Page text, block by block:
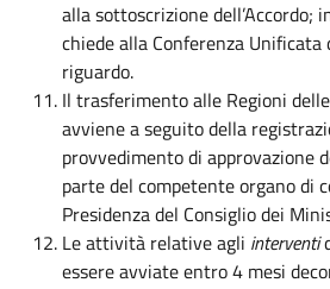
alla sottoscrizione dell’Accordo;
chiede alla Conferenza Unificata
riguardo.
Il trasferimento alle Regioni
avviene a seguito della
provvedimento di approvazione
parte del competente organo di
Presidenza del Consiglio dei
Le attività relative agli interventi
essere avviate entro 4 mesi